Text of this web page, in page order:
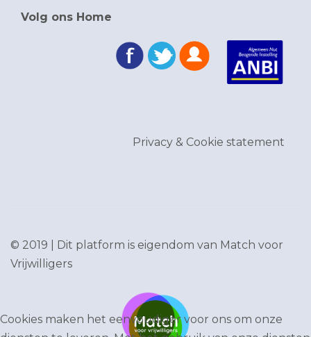
Volg ons Home
Privacy & Cookie statement
© 2019 | Dit platform is eigendom van Match voor
Vrijwilligers
Cookies maken het eenvoudiger voor ons om onze